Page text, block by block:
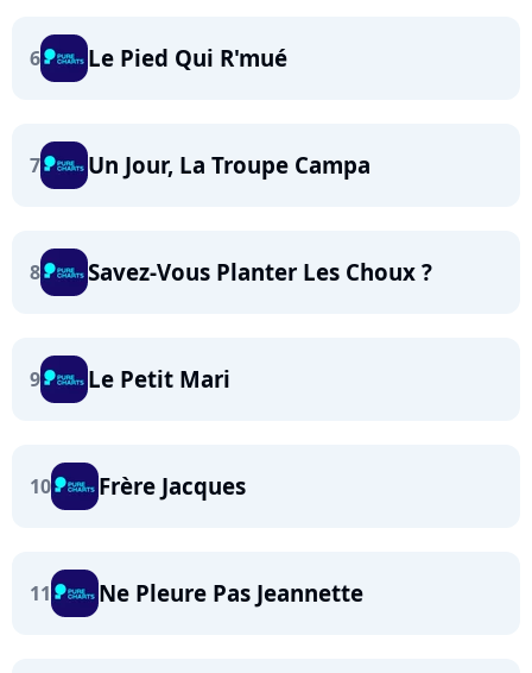
6 Le Pied Qui R'mué
7 Un Jour, La Troupe Campa
8 Savez-Vous Planter Les Choux ?
9 Le Petit Mari
10 Frère Jacques
11 Ne Pleure Pas Jeannette